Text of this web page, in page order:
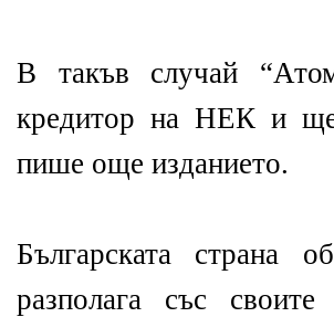
В такъв случай
кредитор на НЕК и ще
пише още изданието.
Българската страна
разполага със